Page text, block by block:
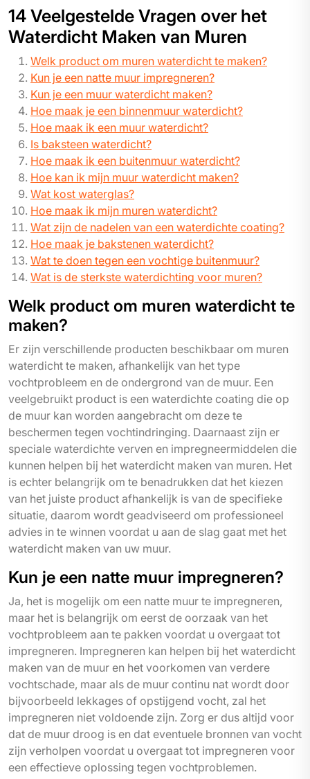
14 Veelgestelde Vragen over het
Waterdicht Maken van Muren
Welk product om muren waterdicht te maken?
Kun je een natte muur impregneren?
Kun je een muur waterdicht maken?
Hoe maak je een binnenmuur waterdicht?
Hoe maak ik een muur waterdicht?
Is baksteen waterdicht?
Hoe maak ik een buitenmuur waterdicht?
Hoe kan ik mijn muur waterdicht maken?
Wat kost waterglas?
Hoe maak ik mijn muren waterdicht?
Wat zijn de nadelen van een waterdichte coating?
Hoe maak je bakstenen waterdicht?
Wat te doen tegen een vochtige buitenmuur?
Wat is de sterkste waterdichting voor muren?
Welk product om muren waterdicht te
maken?
Er zijn verschillende producten beschikbaar om muren
waterdicht te maken, afhankelijk van het type
vochtprobleem en de ondergrond van de muur. Een
veelgebruikt product is een waterdichte coating die op
de muur kan worden aangebracht om deze te
beschermen tegen vochtindringing. Daarnaast zijn er
speciale waterdichte verven en impregneermiddelen die
kunnen helpen bij het waterdicht maken van muren. Het
is echter belangrijk om te benadrukken dat het kiezen
van het juiste product afhankelijk is van de specifieke
situatie, daarom wordt geadviseerd om professioneel
advies in te winnen voordat u aan de slag gaat met het
waterdicht maken van uw muur.
Kun je een natte muur impregneren?
Ja, het is mogelijk om een natte muur te impregneren,
maar het is belangrijk om eerst de oorzaak van het
vochtprobleem aan te pakken voordat u overgaat tot
impregneren. Impregneren kan helpen bij het waterdicht
maken van de muur en het voorkomen van verdere
vochtschade, maar als de muur continu nat wordt door
bijvoorbeeld lekkages of opstijgend vocht, zal het
impregneren niet voldoende zijn. Zorg er dus altijd voor
dat de muur droog is en dat eventuele bronnen van vocht
zijn verholpen voordat u overgaat tot impregneren voor
een effectieve oplossing tegen vochtproblemen.